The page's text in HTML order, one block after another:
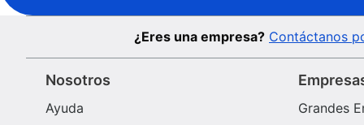
con balance de tierras, restauración topográfica o
disponibilidad en Andalucía Oriental. – Experiencia
previa firmando documentación técnica minera.
¿Eres una empresa? Contáctanos
Nosotros
Ayuda
Grandes